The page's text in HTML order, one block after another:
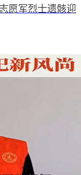
愿军烈士遗骸迎